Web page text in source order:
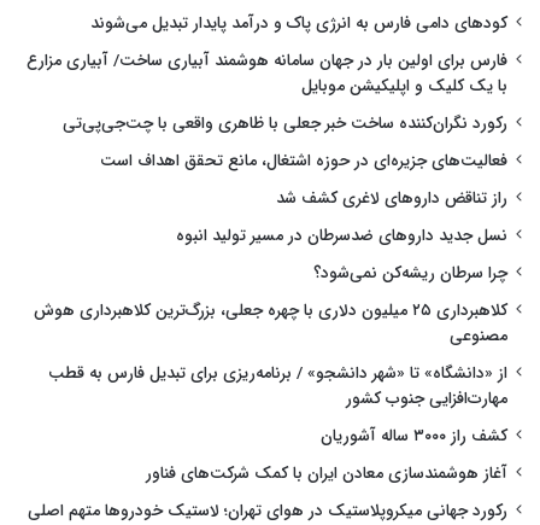
کودهای دامی فارس به انرژی پاک و درآمد پایدار تبدیل می‌شوند
فارس برای اولین بار در جهان سامانه هوشمند آبیاری ساخت/ آبیاری مزارع
با یک کلیک و اپلیکیشن موبایل
رکورد نگران‌کننده ساخت خبر جعلی با ظاهری واقعی با چت‌جی‌پی‌تی
فعالیت‌های جزیره‌ای در حوزه اشتغال، مانع تحقق اهداف است
راز تناقض داروهای لاغری کشف شد
نسل جدید داروهای ضدسرطان در مسیر تولید انبوه
چرا سرطان ریشه‌کن نمی‌شود؟
کلاهبرداری ۲۵ میلیون دلاری با چهره جعلی، بزرگ‌ترین کلاهبرداری هوش
مصنوعی
از «دانشگاه» تا «شهر دانشجو» / برنامه‌ریزی برای تبدیل فارس به قطب
مهارت‌افزایی جنوب کشور
کشف راز ۳۰۰۰ ساله آشوریان
آغاز هوشمندسازی معادن ایران با کمک شرکت‌های فناور
رکورد جهانی میکروپلاستیک در هوای تهران؛ لاستیک خودروها متهم اصلی